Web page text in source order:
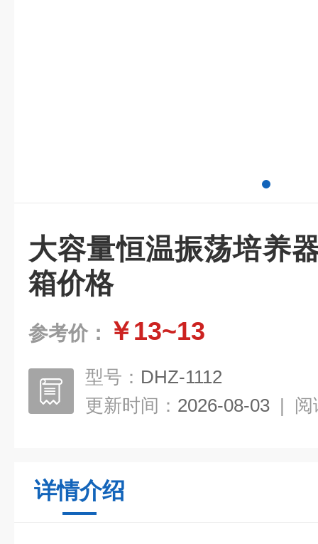
大容量恒温振荡培养
箱价格
参考价： ￥13~13
型号： DHZ-1112
更新时间： 2026-08-03 | 阅
详情介绍